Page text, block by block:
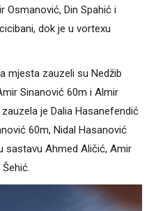
Osmanović, Din Spahić i
dok je u vortexu
mjesta zauzeli su Nedžib
Sinanović 60m i Almir
je Dalia Hasanefendić
60m, Nidal Hasanović
sastavu Ahmed Aličić, Amir